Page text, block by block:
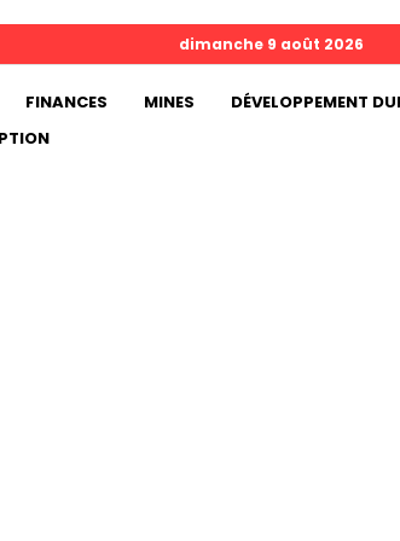
dimanche 9 août 2026
FINANCES MINES DÉVELOPPEMENT